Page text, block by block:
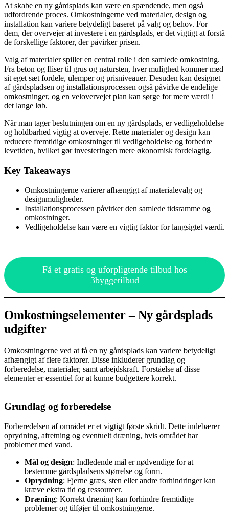
At skabe en ny gårdsplads kan være en spændende, men også
udfordrende proces. Omkostningerne ved materialer, design og
installation kan variere betydeligt baseret på valg og behov. For
dem, der overvejer at investere i en gårdsplads, er det vigtigt at forstå
de forskellige faktorer, der påvirker prisen.
Valg af materialer spiller en central rolle i den samlede omkostning.
Fra beton og fliser til grus og natursten, hver mulighed kommer med
sit eget sæt fordele, ulemper og prisniveauer. Desuden kan designet
af gårdspladsen og installationsprocessen også påvirke de endelige
omkostninger, og en velovervejet plan kan sørge for mere værdi i
det lange løb.
Når man tager beslutningen om en ny gårdsplads, er vedligeholdelse
og holdbarhed vigtig at overveje. Rette materialer og design kan
reducere fremtidige omkostninger til vedligeholdelse og forbedre
levetiden, hvilket gør investeringen mere økonomisk fordelagtig.
Key Takeaways
Omkostningerne varierer afhængigt af materialevalg og
designmuligheder.
Installationsprocessen påvirker den samlede tidsramme og
omkostninger.
Vedligeholdelse kan være en vigtig faktor for langsigtet værdi.
Få et gratis og uforpligtende tilbud hos
3byggetilbud
Omkostningselementer – Ny gårdsplads
udgifter
Omkostningerne ved at få en ny gårdsplads kan variere betydeligt
afhængigt af flere faktorer. Disse inkluderer grundlag og
forberedelse, materialer, samt arbejdskraft. Forståelse af disse
elementer er essentiel for at kunne budgettere korrekt.
Grundlag og forberedelse
Forberedelsen af området er et vigtigt første skridt. Dette indebærer
oprydning, afretning og eventuelt dræning, hvis området har
problemer med vand.
Mål og design: Indledende mål er nødvendige for at
bestemme gårdspladsens størrelse og form.
Oprydning: Fjerne græs, sten eller andre forhindringer kan
kræve ekstra tid og ressourcer.
Dræning: Korrekt dræning kan forhindre fremtidige
problemer og tilføjer til omkostningerne.